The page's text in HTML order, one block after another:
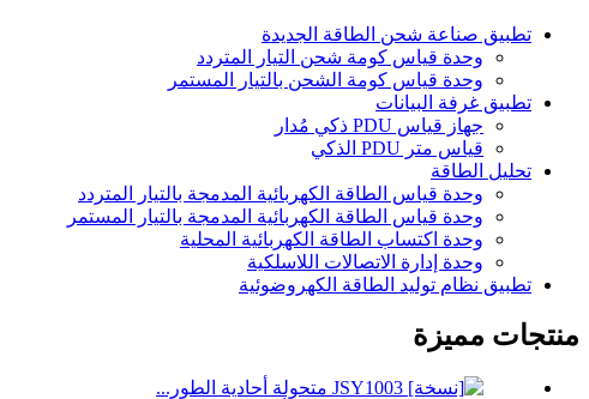
تطبيق صناعة شحن الطاقة الجديدة
وحدة قياس كومة شحن التيار المتردد
وحدة قياس كومة الشحن بالتيار المستمر
تطبيق غرفة البيانات
جهاز قياس PDU ذكي مُدار
قياس متر PDU الذكي
تحليل الطاقة
وحدة قياس الطاقة الكهربائية المدمجة بالتيار المتردد
وحدة قياس الطاقة الكهربائية المدمجة بالتيار المستمر
وحدة اكتساب الطاقة الكهربائية المحلية
وحدة إدارة الاتصالات اللاسلكية
تطبيق نظام توليد الطاقة الكهروضوئية
منتجات مميزة